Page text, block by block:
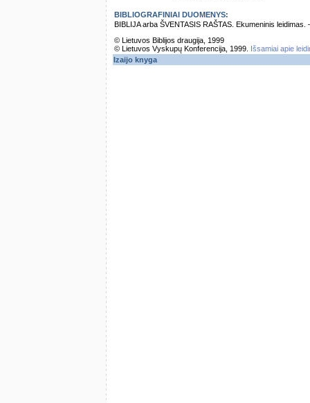
BIBLIOGRAFINIAI DUOMENYS:
BIBLIJA arba ŠVENTASIS RAŠTAS. Ekumeninis
© Lietuvos Biblijos draugija, 1999
© Lietuvos Vyskupų Konferencija, 1999.
Išsamiai apie
Izaijo knyga